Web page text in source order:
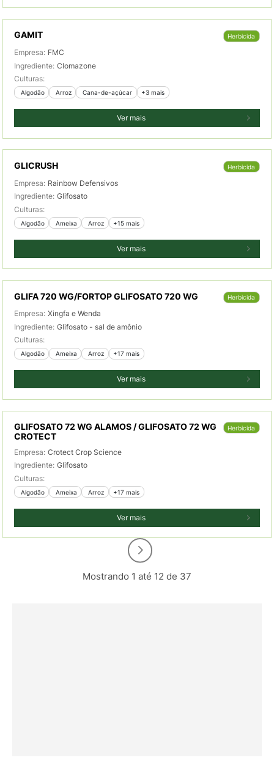
GAMIT Herbicida
Empresa: FMC
Ingrediente: Clomazone
Culturas:
Algodão Arroz Cana-de-açúcar +3 mais
Ver mais
GLICRUSH Herbicida
Empresa: Rainbow Defensivos
Ingrediente: Glifosato
Culturas:
Algodão Ameixa Arroz +15 mais
Ver mais
GLIFA 720 WG/FORTOP GLIFOSATO 720 WG Herbicida
Empresa: Xingfa e Wenda
Ingrediente: Glifosato - sal de amônio
Culturas:
Algodão Ameixa Arroz +17 mais
Ver mais
GLIFOSATO 72 WG ALAMOS / GLIFOSATO 72 WG
CROTECT
Herbicida
Empresa: Crotect Crop Science
Ingrediente: Glifosato
Culturas:
Algodão Ameixa Arroz +17 mais
Ver mais
Mostrando 1 até 12 de 37